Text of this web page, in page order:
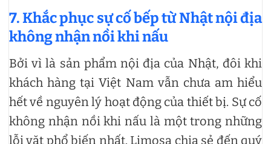
7. Khắc phục sự cố bếp từ Nhật nội địa
không nhận nồi khi nấu
Bởi vì là sản phẩm nội địa của Nhật, đôi khi
khách hàng tại Việt Nam vẫn chưa am hiểu
hết về nguyên lý hoạt động của thiết bị. Sự cố
không nhận nồi khi nấu là một trong những
lỗi vặt phổ biến nhất. Limosa chia sẻ đến quý